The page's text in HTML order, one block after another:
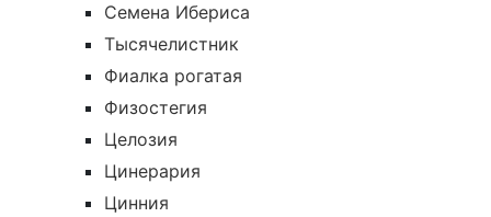
Семена Ибериса
Тысячелистник
Фиалка рогатая
Физостегия
Целозия
Цинерария
Цинния